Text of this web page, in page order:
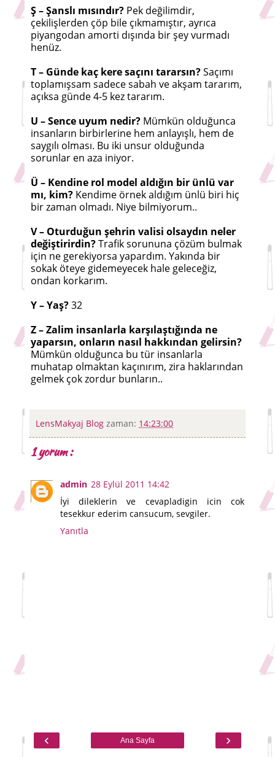
Ş – Şanslı mısındır? Pek değilimdir,
çekilişlerden çöp bile çıkmamıştır, ayrıca
piyangodan amorti dışında bir şey vurmadı
henüz.
T – Günde kaç kere saçını tararsın?Saçımı
toplamışsam sadece sabah ve akşam tararım,
açıksa günde 4-5 kez tararım.
U – Sence uyum nedir? Mümkün olduğunca
insanların birbirlerine hem anlayışlı, hem de
saygılı olması. Bu iki unsur olduğunda
sorunlar en aza iniyor.
Ü – Kendine rol model aldığın bir ünlü var
mı, kim? Kendime örnek aldığım ünlü biri hiç
bir zaman olmadı. Niye bilmiyorum..
V – Oturduğun şehrin valisi olsaydın neler
değiştirirdin?Trafik sorununa çözüm bulmak
için ne gerekiyorsa yapardım. Yakında bir
sokak öteye gidemeyecek hale geleceğiz,
ondan korkarım.
Y – Yaş?32
Z – Zalim insanlarla karşılaştığında ne
yaparsın, onların nasıl hakkından gelirsin?
Mümkün olduğunca bu tür insanlarla
muhatap olmaktan kaçınırım, zira haklarından
gelmek çok zordur bunların..
LensMakyaj Blog zaman: 14:23:00
1 yorum :
admin 28 Eylül 2011 14:42
İyi dileklerin ve cevapladigin icin cok
tesekkur ederim cansucum, sevgiler.
Yanıtla
‹ ›
Ana Sayfa